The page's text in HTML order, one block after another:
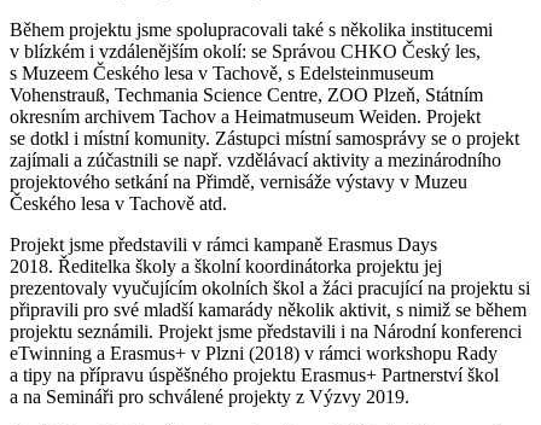
Během projektu jsme spolupracovali také s několika institucemi
v blízkém i vzdálenějším okolí: se Správou CHKO Český les,
s Muzeem Českého lesa v Tachově, s Edelsteinmuseum
Vohenstrauß, Techmania Science Centre, ZOO Plzeň, Státním
okresním archivem Tachov a Heimatmuseum Weiden. Projekt
se dotkl i místní komunity. Zástupci místní samosprávy se o projekt
zajímali a zúčastnili se např. vzdělávací aktivity a mezinárodního
projektového setkání na Přimdě, vernisáže výstavy v Muzeu
Českého lesa v Tachově atd.
Projekt jsme představili v rámci kampaně Erasmus Days
2018. Ředitelka školy a školní koordinátorka projektu jej
prezentovaly vyučujícím okolních škol a žáci pracující na projektu si
připravili pro své mladší kamarády několik aktivit, s nimiž se během
projektu seznámili. Projekt jsme představili i na Národní konferenci
eTwinning a Erasmus+ v Plzni (2018) v rámci workshopu Rady
a tipy na přípravu úspěšného projektu Erasmus+ Partnerství škol
a na Semináři pro schválené projekty z Výzvy 2019.